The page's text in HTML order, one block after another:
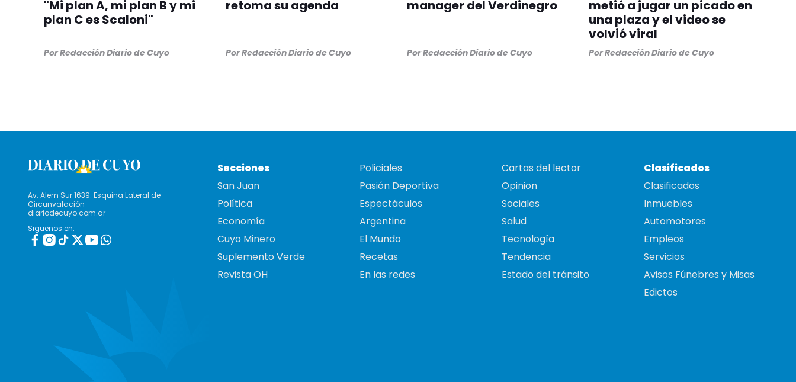
"Mi plan A, mi plan B y mi
plan C es Scaloni"
PorRedacción Diario de Cuyo
retoma su agenda
PorRedacción Diario de Cuyo
manager del Verdinegro
PorRedacción Diario de Cuyo
metió a jugar un picado en
una plaza y el video se
volvió viral
PorRedacción Diario de Cuyo
Av. Alem Sur 1639. Esquina Lateral de
Circunvalación
diariodecuyo.com.ar
Siguenos en:
Secciones
San Juan
Política
Economía
Cuyo Minero
Suplemento Verde
Revista OH
Policiales
Pasión Deportiva
Espectáculos
Argentina
El Mundo
Recetas
En las redes
Cartas del lector
Opinion
Sociales
Salud
Tecnología
Tendencia
Estado del tránsito
Clasificados
Clasificados
Inmuebles
Automotores
Empleos
Servicios
Avisos Fúnebres y Misas
Edictos